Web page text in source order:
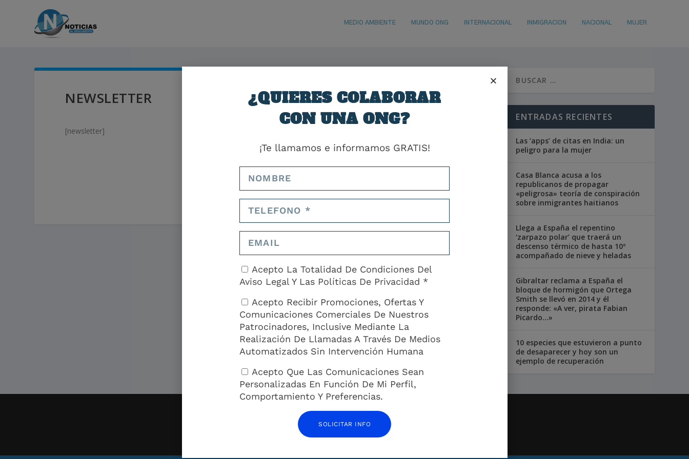
MEDIO AMBIENTE MUNDO ONG INTERNACIONAL INMIGRACION NACIONAL MUJER
NEWSLETTER
[newsletter]
ENTRADAS RECIENTES
Las ‘apps’ de citas en India: un
peligro para la mujer
Casa Blanca acusa a los
republicanos de propagar
«peligrosa» teoría de conspiración
sobre inmigrantes haitianos
Llega a España el repentino
‘zarpazo polar’ que traerá un
descenso térmico de hasta 10º
acompañado de nieve y heladas
Gibraltar reclama a España el
bloque de hormigón que Ortega
Smith se llevó en 2014 y él
responde: «A ver, pirata Fabian
Picardo…»
10 especies que estuvieron a punto
de desaparecer y hoy son un
ejemplo de recuperación
¿QUIERES COLABORAR
CON UNA ONG?
¡Te llamamos e informamos GRATIS!
Acepto La Totalidad De Condiciones Del
Aviso Legal Y Las Políticas De Privacidad *
Acepto Recibir Promociones, Ofertas Y
Comunicaciones Comerciales De Nuestros
Patrocinadores, Inclusive Mediante La
Realización De Llamadas A Través De Medios
Automatizados Sin Intervención Humana
Acepto Que Las Comunicaciones Sean
Personalizadas En Función De Mi Perfil,
Comportamiento Y Preferencias.
SOLICITAR INFO